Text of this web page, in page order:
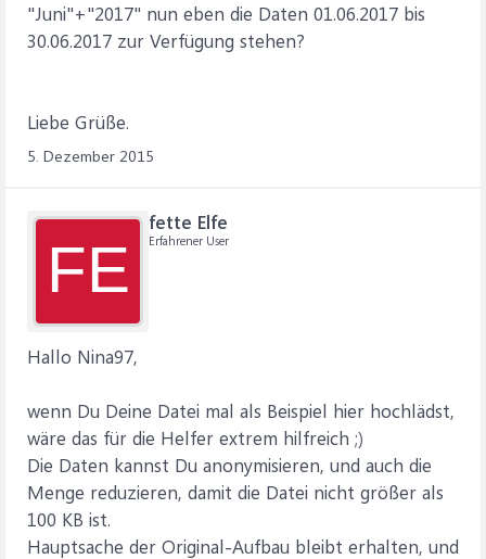
"Juni"+"2017" nun eben die Daten 01.06.2017 bis
30.06.2017 zur Verfügung stehen?
Liebe Grüße.
5. Dezember 2015
FE
fette Elfe
Erfahrener User
Hallo Nina97,
wenn Du Deine Datei mal als Beispiel hier hochlädst,
wäre das für die Helfer extrem hilfreich ;)
Die Daten kannst Du anonymisieren, und auch die
Menge reduzieren, damit die Datei nicht größer als
100 KB ist.
Hauptsache der Original-Aufbau bleibt erhalten, und